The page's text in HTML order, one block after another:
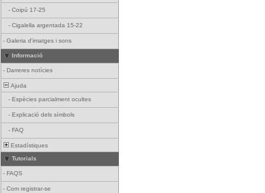
- Coipú 17-25
- Cigalella argentada 15-22
- Galeria d'imatges i sons
Informació
- Darreres notícies
Ajuda
- Espècies parcialment ocultes
- Explicació dels símbols
- FAQ
Estadístiques
Tutorials
- FAQS
- Com registrar-se